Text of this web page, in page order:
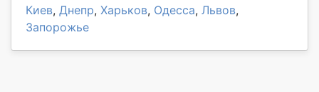
Киев, Днепр, Харьков, Одесса, Львов,
Запорожье